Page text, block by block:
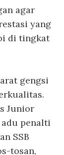
agar
yang
di tingkat
gengsi
Junior
penalti
SSB
tosan,